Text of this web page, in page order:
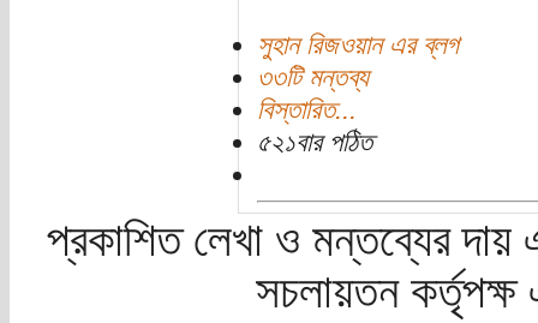
সুহান রিজওয়ান এর ব্লগ
৩৩টি মন্তব্য
বিস্তারিত...
৫২১বার পঠিত
প্রকাশিত লেখা ও মন্তব্যের দায়
সচলায়তন